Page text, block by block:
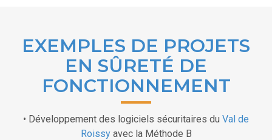
EXEMPLES DE PROJETS
EN SÛRETÉ DE
FONCTIONNEMENT
• Développement des logiciels sécuritaires du Val de
Roissyavec la Méthode B